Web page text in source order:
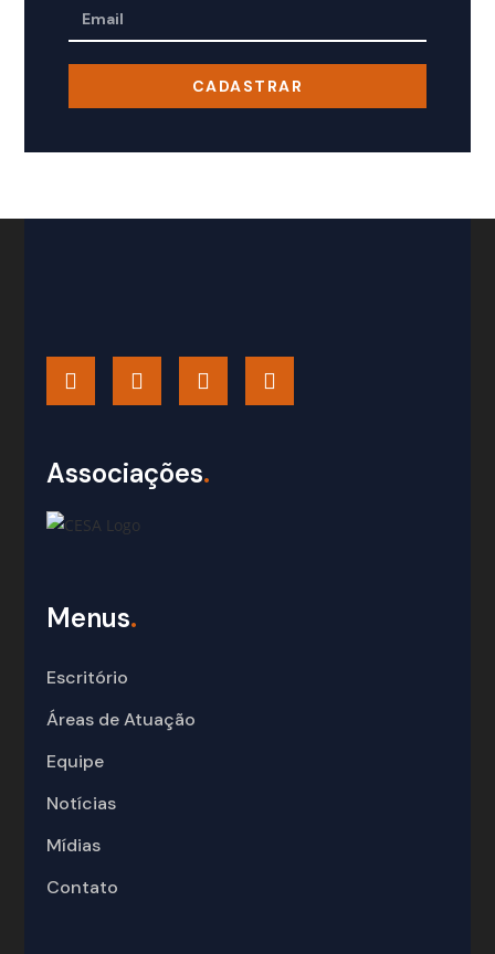
CADASTRAR
Associações.
Menus.
Escritório
Áreas de Atuação
Equipe
Notícias
Mídias
Contato